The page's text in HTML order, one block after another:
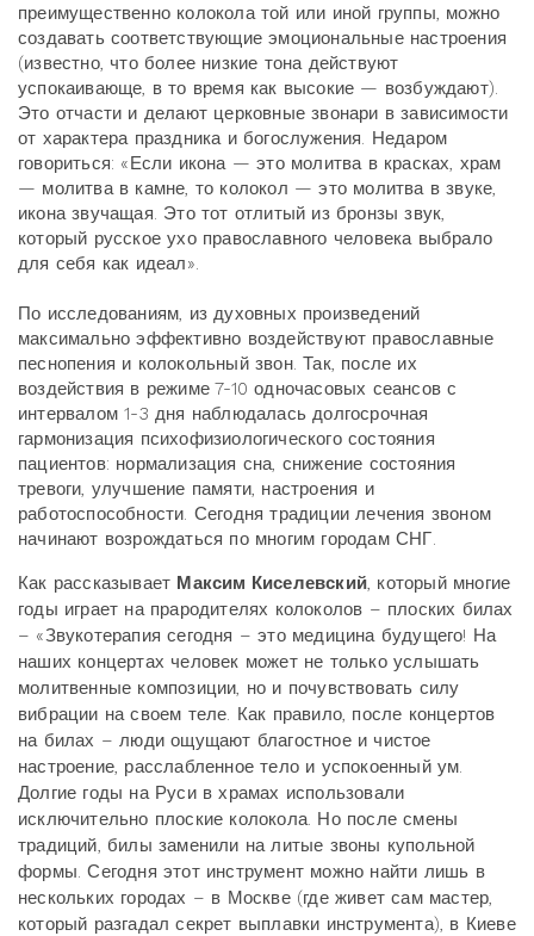
преимущественно колокола той или иной группы, можно
создавать соответствующие эмоциональные настроения
(известно, что более низкие тона действуют
успокаивающе, в то время как высокие — возбуждают).
Это отчасти и делают церковные звонари в зависимости
от характера праздника и богослужения. Недаром
говориться: «Если икона — это молитва в красках, храм
— молитва в камне, то колокол — это молитва в звуке,
икона звучащая. Это тот отлитый из бронзы звук,
который русское ухо православного человека выбрало
для себя как идеал».
По исследованиям, из духовных произведений
максимально эффективно воздействуют православные
песнопения и колокольный звон. Так, после их
воздействия в режиме 7-10 одночасовых сеансов с
интервалом 1-3 дня наблюдалась долгосрочная
гармонизация психофизиологического состояния
пациентов: нормализация сна, снижение состояния
тревоги, улучшение памяти, настроения и
работоспособности. Сегодня традиции лечения звоном
начинают возрождаться по многим городам СНГ.
Как рассказывает Максим Киселевский, который многие
годы играет на прародителях колоколов – плоских билах
– «Звукотерапия сегодня – это медицина будущего! На
наших концертах человек может не только услышать
молитвенные композиции, но и почувствовать силу
вибрации на своем теле. Как правило, после концертов
на билах – люди ощущают благостное и чистое
настроение, расслабленное тело и успокоенный ум.
Долгие годы на Руси в храмах использовали
исключительно плоские колокола. Но после смены
традиций, билы заменили на литые звоны купольной
формы. Сегодня этот инструмент можно найти лишь в
нескольких городах – в Москве (где живет сам мастер,
который разгадал секрет выплавки инструмента), в Киеве